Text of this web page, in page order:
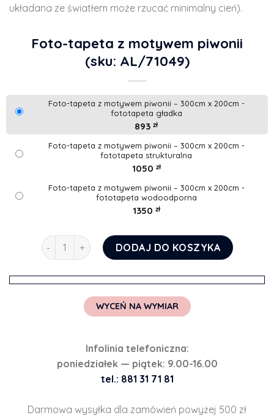
układana ze światłem może rzucać minimalny cień).
Foto-tapeta z motywem piwonii
(sku: AL/71049)
Foto-tapeta z motywem piwonii – 300cm x 200cm -
fototapeta gładka
893 zł
Foto-tapeta z motywem piwonii – 300cm x 200cm -
fototapeta strukturalna
1050 zł
Foto-tapeta z motywem piwonii – 300cm x 200cm -
fototapeta wodoodporna
1350 zł
ilość Foto-tapeta z motywem piwonii
DODAJ DO KOSZYKA
WYCEŃ NA WYMIAR
Infolinia telefoniczna:
poniedziałek — piątek: 9.00-16.00
tel.: 881 31 71 81
Darmowa wysyłka dla zamówień powyżej 500 zł